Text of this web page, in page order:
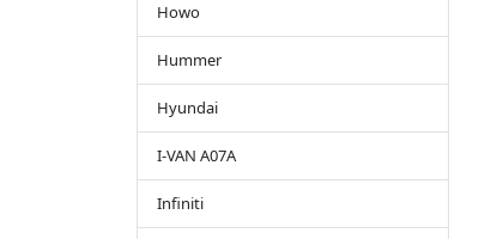
Howo
Hummer
Hyundai
I-VAN A07A
Infiniti